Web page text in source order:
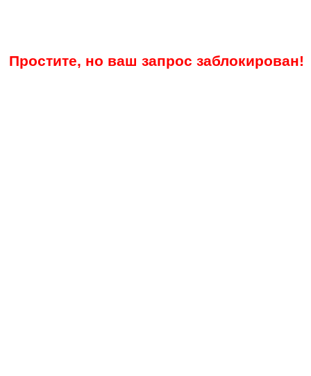
Простите, но ваш запрос заблокирован!